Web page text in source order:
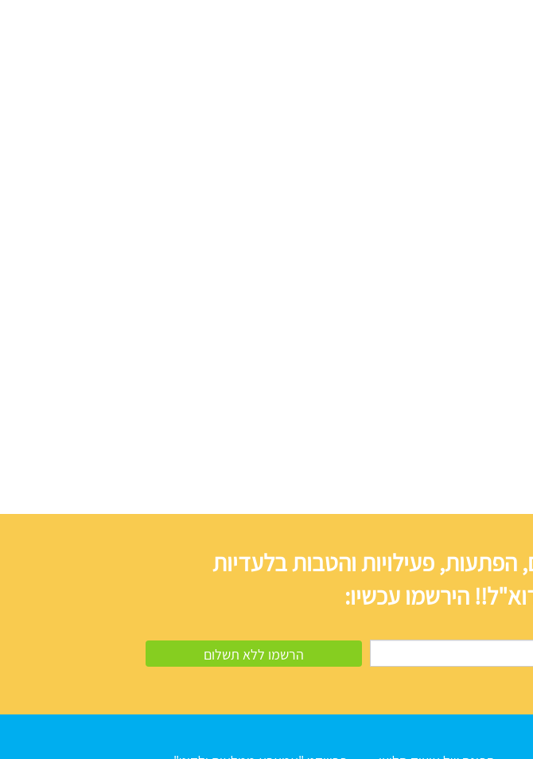
פעילויות והטבות בלעדיות
הירשמו עכשיו: